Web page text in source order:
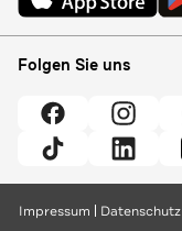
Folgen Sie uns
Impressum Datenschutz